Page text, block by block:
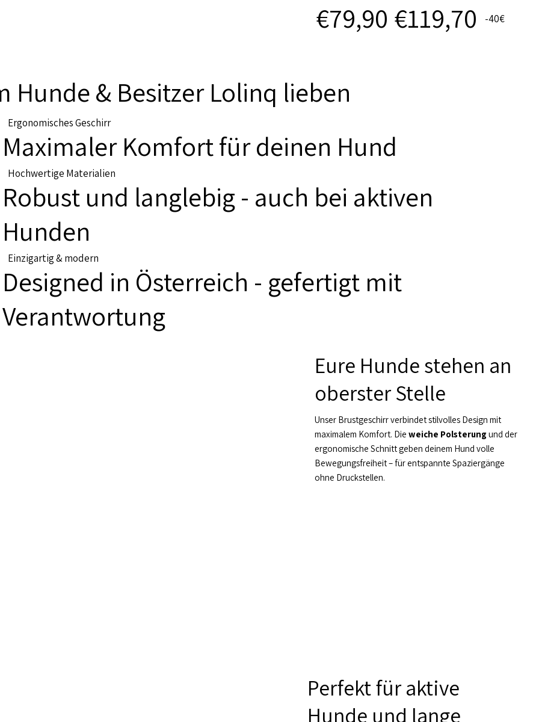
€79,90 €119,70 -40€
Hunde & Besitzer Lolinq lieben
Ergonomisches Geschirr
Maximaler Komfort für deinen Hund
Hochwertige Materialien
Robust und langlebig - auch bei aktiven
Hunden
Einzigartig & modern
Designed in Österreich - gefertigt mit
Verantwortung
Eure Hunde stehen an
oberster Stelle
Unser Brustgeschirr verbindet stilvolles Design mit
maximalem Komfort. Die weiche Polsterungund der
ergonomische Schnitt geben deinem Hund volle
Bewegungsfreiheit – für entspannte Spaziergänge
ohne Druckstellen.
Perfekt für aktive
Hunde und lange